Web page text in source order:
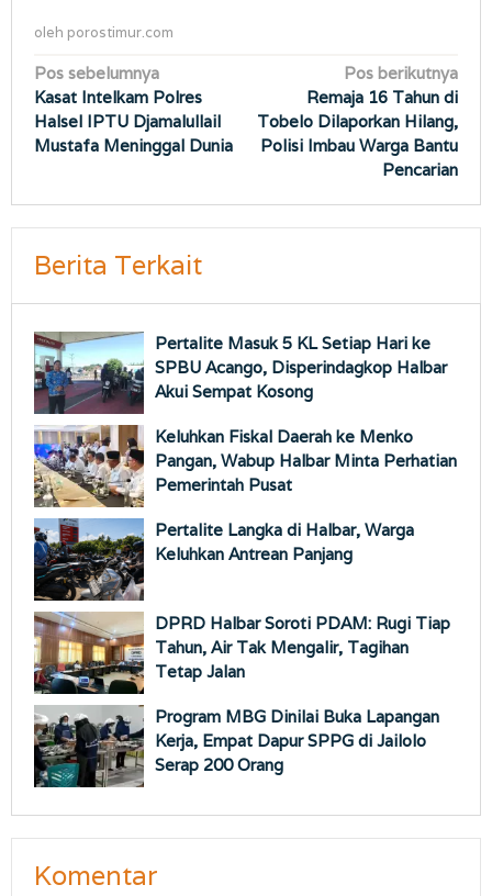
oleh porostimur.com
Navigasi
pos
Pos sebelumnya
Kasat Intelkam Polres
Halsel IPTU Djamalullail
Mustafa Meninggal Dunia
Pos berikutnya
Remaja 16 Tahun di
Tobelo Dilaporkan Hilang,
Polisi Imbau Warga Bantu
Pencarian
Berita Terkait
Pertalite Masuk 5 KL Setiap Hari ke
SPBU Acango, Disperindagkop Halbar
Akui Sempat Kosong
Keluhkan Fiskal Daerah ke Menko
Pangan, Wabup Halbar Minta Perhatian
Pemerintah Pusat
Pertalite Langka di Halbar, Warga
Keluhkan Antrean Panjang
DPRD Halbar Soroti PDAM: Rugi Tiap
Tahun, Air Tak Mengalir, Tagihan
Tetap Jalan
Program MBG Dinilai Buka Lapangan
Kerja, Empat Dapur SPPG di Jailolo
Serap 200 Orang
Komentar